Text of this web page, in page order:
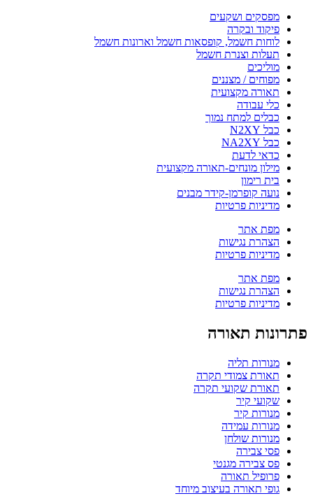
מפסקים ושקעים
פיקוד ובקרה
לוחות חשמל, קופסאות חשמל וארונות חשמל
תעלות וצנרת חשמל
מוליכים
מפוחים / מצננים
תאורה מקצועית
כלי עבודה
כבלים למתח נמוך
כבל N2XY
כבל NA2XY
כדאי לדעת
מילון מונחים-תאורה מקצועית
בית רימון
נועה קופרמן-קידר מבנים
מדיניות פרטיות
מפת אתר
הצהרת נגישות
מדיניות פרטיות
מפת אתר
הצהרת נגישות
מדיניות פרטיות
פתרונות תאורה
מנורות תליה
תאורת צמודי תקרה
תאורת שקועי תקרה
שקועי קיר
מנורות קיר
מנורות עמידה
מנורות שולחן
פסי צבירה
פס צבירה מגנטי
פרופיל תאורה
גופי תאורה בעיצוב מיוחד